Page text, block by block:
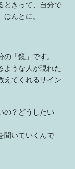
ときって、自分で
んとに。
「鏡」です。
ような人が現れた
えてくれるサイン
の？どうしたい
聞いていくんで